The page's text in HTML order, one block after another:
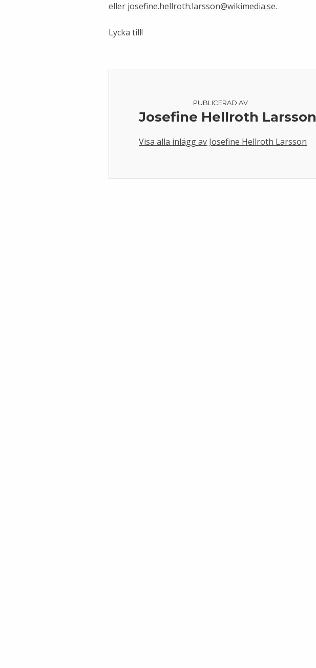
eller josefine.hellroth.larsson@wikimedia.se.
Lycka till!
PUBLICERAD AV
Josefine Hellroth Larsson
Visa alla inlägg av Josefine Hellroth Larsson
Skip back to main navigation